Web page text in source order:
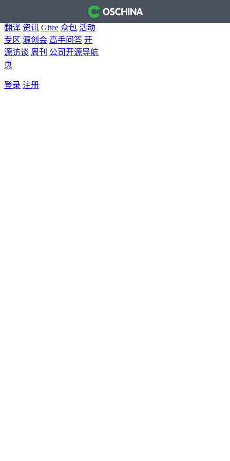
博客
翻译 资讯 Gitee 众包 活动
专区 源创会 高手问答 开
源访谈 周刊 公司开源导航
页
登录 注册